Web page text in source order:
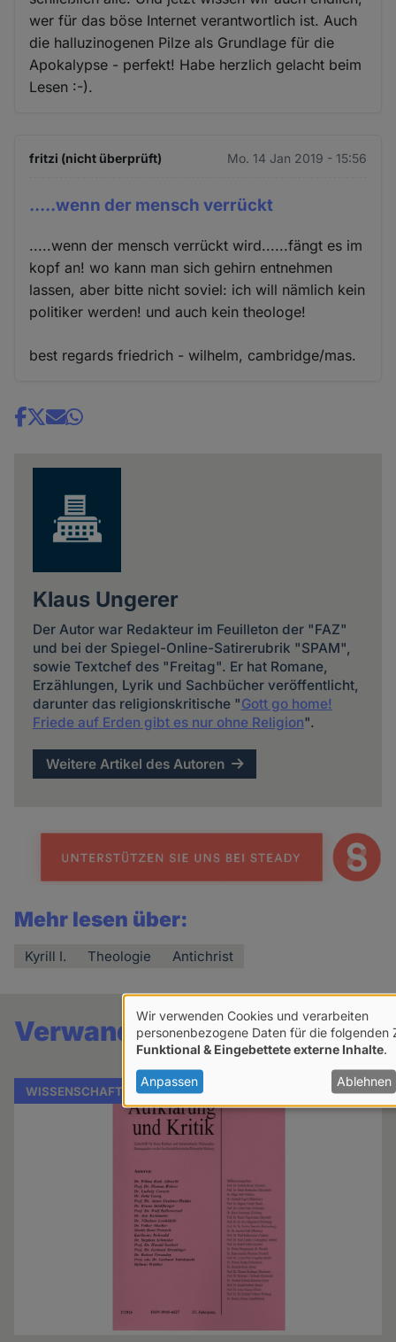
wer für das böse Internet verantwortlich ist. Auch
die halluzinogenen Pilze als Grundlage für die
Apokalypse - perfekt! Habe herzlich gelacht beim
Lesen :-).
fritzi (nicht überprüft) Mo. 14 Jan 2019 - 15:56
.....wenn der mensch verrückt
.....wenn der mensch verrückt wird......fängt es im
kopf an! wo kann man sich gehirn entnehmen
lassen, aber bitte nicht soviel: ich will nämlich kein
politiker werden! und auch kein theologe!
best regards friedrich - wilhelm, cambridge/mas.
Share
Klaus Ungerer
Der Autor war Redakteur im Feuilleton der "FAZ"
und bei der Spiegel-Online-Satirerubrik "SPAM",
sowie Textchef des "Freitag". Er hat Romane,
Erzählungen, Lyrik und Sachbücher veröffentlicht,
darunter das religionskritische "Gott go home!
Friede auf Erden gibt es nur ohne Religion".
Weitere Artikel des Autoren
Mehr lesen über:
Kyrill I. Theologie Antichrist
Verwandte Artikel
WISSENSCHAFT
Verwendung
von
personenbezogenen
Daten
und
Wir verwenden Cookies und verarbeiten
personenbezogene Daten für die folgenden
Funktional & Eingebettete externe Inhalte.
Anpassen Ablehnen